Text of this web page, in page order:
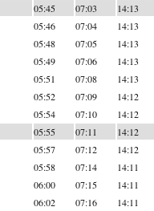
05:45 07:03 14:13
05:46 07:04 14:13
05:48 07:05 14:13
05:49 07:06 14:13
05:51 07:08 14:13
05:52 07:09 14:12
05:54 07:10 14:12
05:55 07:11 14:12
05:57 07:12 14:12
05:58 07:14 14:11
06:00 07:15 14:11
06:02 07:16 14:11